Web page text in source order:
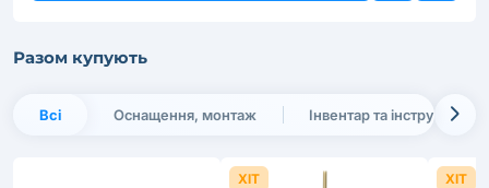
Разом купують
Всі Оснащення, монтаж Інвентар та інструменти
ХІТ ХІТ